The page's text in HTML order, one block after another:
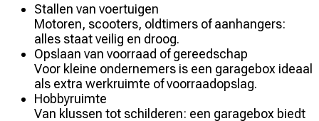
Stallen van voertuigen
Motoren, scooters, oldtimers of aanhangers:
alles staat veilig en droog.
Opslaan van voorraad of gereedschap
Voor kleine ondernemers is een garagebox ideaal
als extra werkruimte of voorraadopslag.
Hobbyruimte
Van klussen tot schilderen: een garagebox biedt